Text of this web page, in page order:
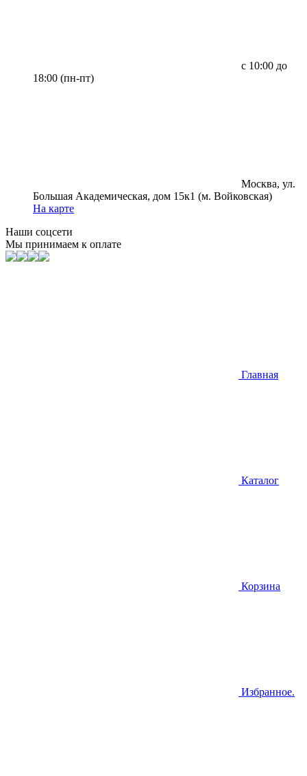
с 10:00 до
18:00 (пн-пт)
Москва, ул.
Большая Академическая, дом 15к1 (м. Войковская)
На карте
Наши соцсети
Мы принимаем к оплате
Главная
Каталог
Корзина
Избранное.